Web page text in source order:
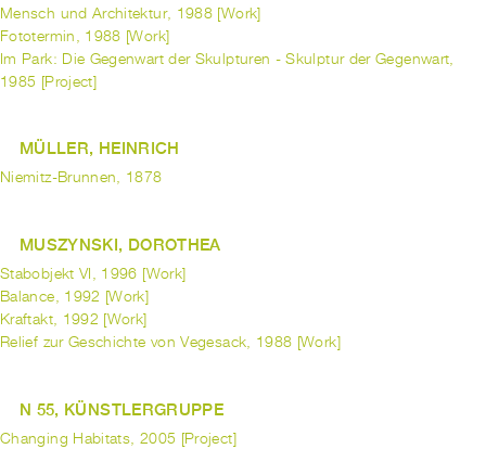
Mensch und Architektur, 1988 [Work]
Fototermin, 1988 [Work]
Im Park: Die Gegenwart der Skulpturen - Skulptur der Gegenwart,
1985 [Project]
MÜLLER, HEINRICH
Niemitz-Brunnen, 1878
MUSZYNSKI, DOROTHEA
Stabobjekt VI, 1996 [Work]
Balance, 1992 [Work]
Kraftakt, 1992 [Work]
Relief zur Geschichte von Vegesack, 1988 [Work]
N 55, KÜNSTLERGRUPPE
Changing Habitats, 2005 [Project]